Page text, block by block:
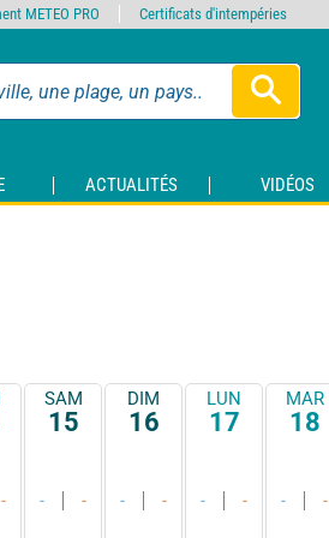
ACTUALITÉS VIDÉOS
-
SAM
15
- -
DIM
16
- -
LUN
17
- -
MAR
18
- -
METEO PRO Certificats d'intempéries